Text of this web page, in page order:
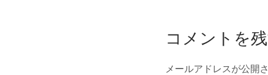
コメントを
メールアドレスが公開